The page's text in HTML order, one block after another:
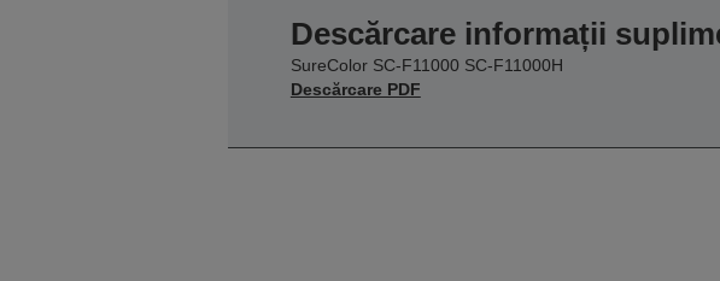
Descărcare informații
SureColor SC-F11000 SC-F11000H
Descărcare PDF